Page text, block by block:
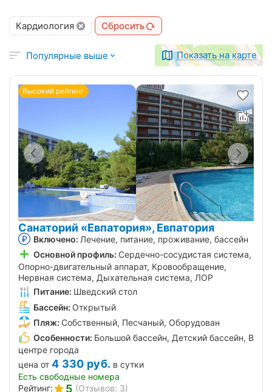
Кардиология Сбросить
Популярные выше Показать на карте
Высокий рейтинг
Санаторий «Евпатория», Евпатория
Включено: Лечение, питание, проживание, бассейн
Основной профиль: Сердечно-сосудистая система,
Опорно-двигательный аппарат, Кровообращение,
Нервная система, Дыхательная система, ЛОР
Питание: Шведский стол
Бассейн: Открытый
Пляж: Собственный, Песчаный, Оборудован
Особенности: Большой бассейн, Детский бассейн, В
центре города
цена от 4 330 руб. в сутки
Есть свободные номера
Рейтинг:
5 (Отзывов: 3)